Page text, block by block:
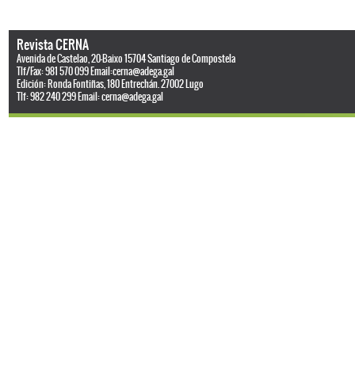
Revista CERNA
Avenida de Castelao, 20-Baixo 15704 Santiago de Compostela
Tlf/Fax: 981 570 099 Email:cerna@adega.gal
Edición: Ronda Fontiñas, 180 Entrechán. 27002 Lugo
Tlf: 982 240 299 Email:cerna@adega.gal